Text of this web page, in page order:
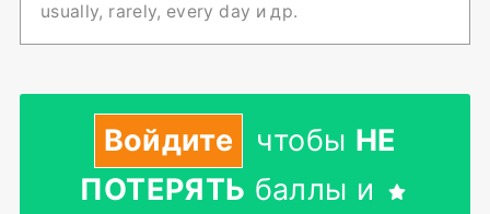
usually, rarely, every day и др.
Войдите чтобы НЕ
ПОТЕРЯТЬ баллы и